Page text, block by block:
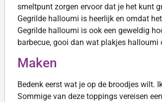
smeltpunt zorgen ervoor dat je het kunt
Gegrilde halloumi is heerlijk en omdat
Gegrilde halloumi is ook een geweldig
barbecue, gooi dan wat plakjes
Maken
Bedenk eerst wat je op de broodjes wilt.
Sommige van deze toppings vereisen